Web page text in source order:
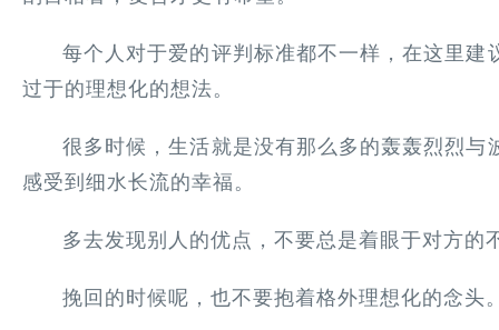
每个人对于爱的评判标准都不一样，在这里
过于的理想化的想法。
很多时候，生活就是没有那么多的轰轰烈烈
感受到细水长流的幸福。
多去发现别人的优点，不要总是着眼于对方的
挽回的时候呢，也不要抱着格外理想化的念头